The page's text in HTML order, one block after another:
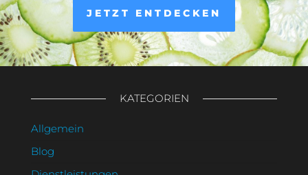
JETZT ENTDECKEN
KATEGORIEN
Allgemein
Blog